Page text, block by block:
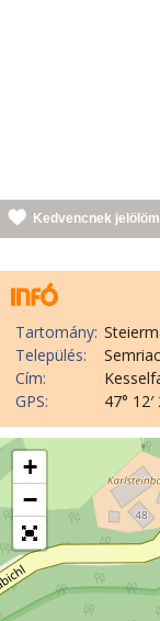
Kedvencnek jelölöm
Tartomány:
Település:
Cím:
GPS:
47°
+
−